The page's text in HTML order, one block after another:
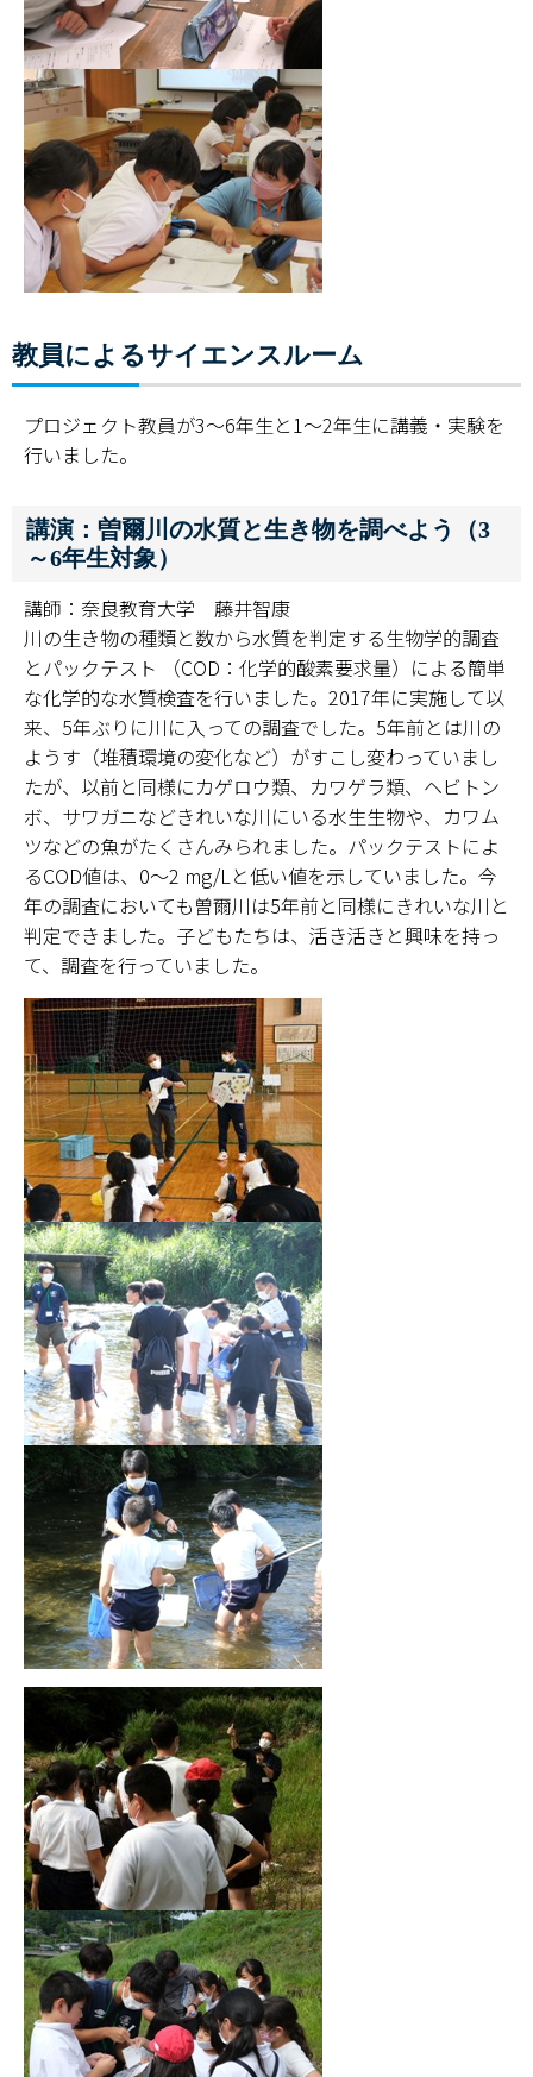
教員によるサイエンスルーム
プロジェクト教員が3～6年生と1～2年生に講義・実験を
行いました。
講演：曽爾川の水質と生き物を調べよう（3
～6年生対象）
講師：奈良教育大学 藤井智康
川の生き物の種類と数から水質を判定する生物学的調査
とパックテスト （COD：化学的酸素要求量）による簡単
な化学的な水質検査を行いました。2017年に実施して以
来、5年ぶりに川に入っての調査でした。5年前とは川の
ようす（堆積環境の変化など）がすこし変わっていまし
たが、以前と同様にカゲロウ類、カワゲラ類、ヘビトン
ボ、サワガニなどきれいな川にいる水生生物や、カワム
ツなどの魚がたくさんみられました。パックテストによ
るCOD値は、0～2 mg/Lと低い値を示していました。今
年の調査においても曽爾川は5年前と同様にきれいな川と
判定できました。子どもたちは、活き活きと興味を持っ
て、調査を行っていました。